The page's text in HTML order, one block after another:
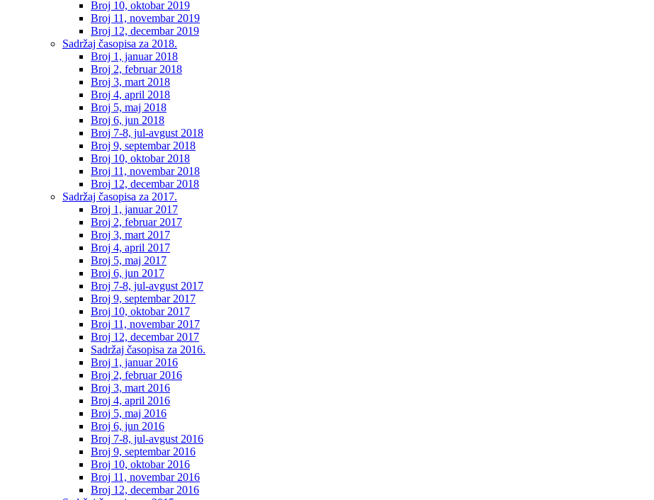
Broj 10, oktobar 2019
Broj 11, novembar 2019
Broj 12, decembar 2019
Sadržaj časopisa za 2018.
Broj 1, januar 2018
Broj 2, februar 2018
Broj 3, mart 2018
Broj 4, april 2018
Broj 5, maj 2018
Broj 6, jun 2018
Broj 7-8, jul-avgust 2018
Broj 9, septembar 2018
Broj 10, oktobar 2018
Broj 11, novembar 2018
Broj 12, decembar 2018
Sadržaj časopisa za 2017.
Broj 1, januar 2017
Broj 2, februar 2017
Broj 3, mart 2017
Broj 4, april 2017
Broj 5, maj 2017
Broj 6, jun 2017
Broj 7-8, jul-avgust 2017
Broj 9, septembar 2017
Broj 10, oktobar 2017
Broj 11, novembar 2017
Broj 12, decembar 2017
Sadržaj časopisa za 2016.
Broj 1, januar 2016
Broj 2, februar 2016
Broj 3, mart 2016
Broj 4, april 2016
Broj 5, maj 2016
Broj 6, jun 2016
Broj 7-8, jul-avgust 2016
Broj 9, septembar 2016
Broj 10, oktobar 2016
Broj 11, novembar 2016
Broj 12, decembar 2016